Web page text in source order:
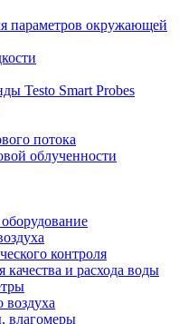
параметров окружающей
Testo Smart Probes
потока
облученности
контроля
и расхода воды
воздуха
влагомеры